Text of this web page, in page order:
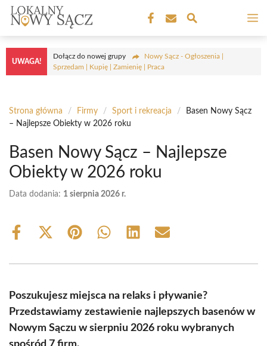
Przejdź
treści
UWAGA!
Dołącz do nowej grupy
Nowy Sącz - Ogłoszenia |
Sprzedam | Kupię | Zamienię | Praca
Strona główna / Firmy / Sport i rekreacja /
Basen Nowy Sącz
– Najlepsze Obiekty w 2026 roku
Basen Nowy Sącz – Najlepsze
Obiekty w 2026 roku
Data dodania: 1 sierpnia 2026 r.
Share
Share
(Twitter)
Share Share Share Share
Poszukujesz miejsca na relaks i pływanie?
Przedstawiamy zestawienie najlepszych basenów w
Nowym Sączu w sierpniu 2026 roku wybranych